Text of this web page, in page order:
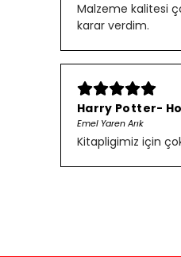
Malzeme kalitesi
karar verdim.
Harry Potter-
Emel Yaren Arık
Kitapligimiz için